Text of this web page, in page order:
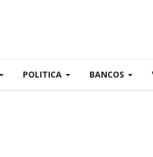
POLITICA BANCOS